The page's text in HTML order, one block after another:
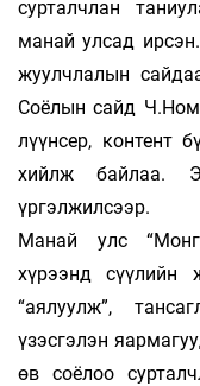
сурталчлан
манай улсад
жуулч­ла­лын
Соёлын сайд
лүүн­сер, контент
хийлж байлаа.
үргэлжилсээр.
Манай улс
хүрээнд сүүлийн
“аялуулж”,
үзэсгэлэн
өв соёлоо